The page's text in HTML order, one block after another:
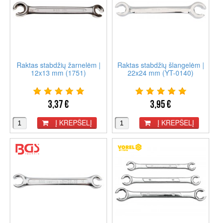
Raktas stabdžių žarnelėm |
12x13 mm (1751)
3,37 €
Į KREPŠELĮ
Raktas stabdžių šlangelėm |
22x24 mm (YT-0140)
3,95 €
Į KREPŠELĮ